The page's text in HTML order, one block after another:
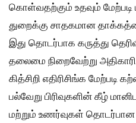
கொள்வதற்கும் உதவும் மேற்படி
துறைக்கு சாதகமான
இது தொடர்பாக கருத்து
தலைமை நிறைவேற்று அதிகாரி
கித்சிறி எதிரிசிங்க
பல்வேறு பிரிவுகளின் கீழ்
மற்றும் உணர்வுகள் தொடர்பான